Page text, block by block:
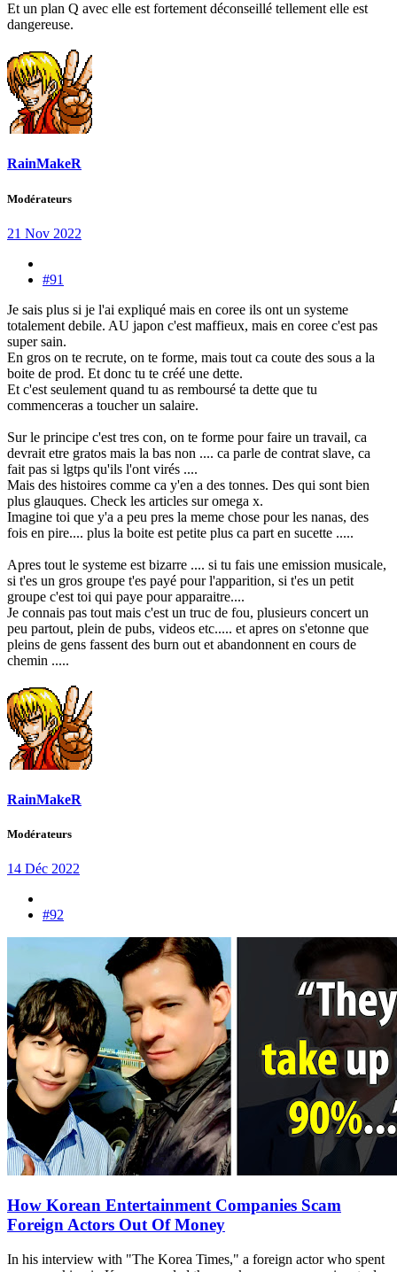
Et un plan Q avec elle est fortement déconseillé tellement elle est
dangereuse.
RainMakeR
Modérateurs
21 Nov 2022
#91
Je sais plus si je l'ai expliqué mais en coree ils ont un systeme
totalement debile. AU japon c'est maffieux, mais en coree c'est pas
super sain.
En gros on te recrute, on te forme, mais tout ca coute des sous a la
boite de prod. Et donc tu te créé une dette.
Et c'est seulement quand tu as remboursé ta dette que tu
commenceras a toucher un salaire.
Sur le principe c'est tres con, on te forme pour faire un travail, ca
devrait etre gratos mais la bas non .... ca parle de contrat slave, ca
fait pas si lgtps qu'ils l'ont virés ....
Mais des histoires comme ca y'en a des tonnes. Des qui sont bien
plus glauques. Check les articles sur omega x.
Imagine toi que y'a a peu pres la meme chose pour les nanas, des
fois en pire.... plus la boite est petite plus ca part en sucette .....
Apres tout le systeme est bizarre .... si tu fais une emission musicale,
si t'es un gros groupe t'es payé pour l'apparition, si t'es un petit
groupe c'est toi qui paye pour apparaitre....
Je connais pas tout mais c'est un truc de fou, plusieurs concert un
peu partout, plein de pubs, videos etc..... et apres on s'etonne que
pleins de gens fassent des burn out et abandonnent en cours de
chemin .....
RainMakeR
Modérateurs
14 Déc 2022
#92
How Korean Entertainment Companies Scam
Foreign Actors Out Of Money
In his interview with "The Korea Times," a foreign actor who spent